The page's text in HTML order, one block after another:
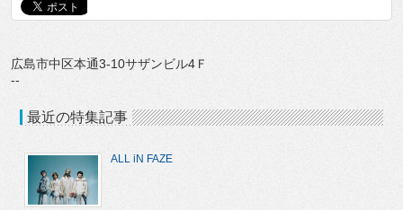
広島市中区本通3-10サザンビル4Ｆ
--
最近の特集記事
ALL iN FAZE